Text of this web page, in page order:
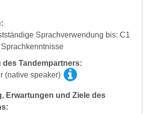
Sprachverwendung bis: C1
Tandempartners:
(native speaker)
Erwartungen und Ziele des